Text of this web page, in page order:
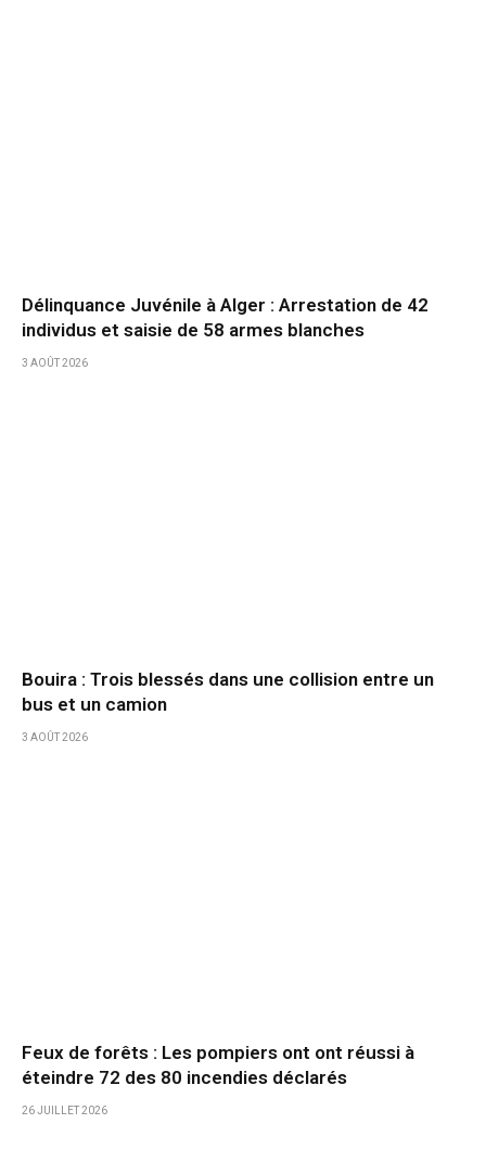
Délinquance Juvénile à Alger : Arrestation de 42
individus et saisie de 58 armes blanches
3 AOÛT 2026
Bouira : Trois blessés dans une collision entre un
bus et un camion
3 AOÛT 2026
Feux de forêts : Les pompiers ont ont réussi à
éteindre 72 des 80 incendies déclarés
26 JUILLET 2026